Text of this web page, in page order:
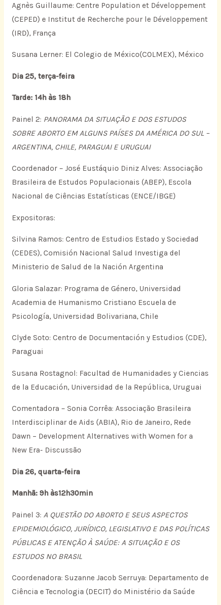
Agnès Guillaume: Centre Population et Développement
(CEPED) e Institut de Recherche pour le Développement
(IRD), França
Susana Lerner: El Colegio de México(COLMEX), México
Dia 25, terça-feira
Tarde: 14h às 18h
Painel 2: PANORAMA DA SITUAÇÃO E DOS ESTUDOS
SOBRE ABORTO EM ALGUNS PAÍSES DA AMÉRICA DO SUL –
ARGENTINA, CHILE, PARAGUAI E URUGUAI
Coordenador – José Eustáquio Diniz Alves: Associação
Brasileira de Estudos Populacionais (ABEP), Escola
Nacional de Ciências Estatísticas (ENCE/IBGE)
Expositoras:
Silvina Ramos: Centro de Estudios Estado y Sociedad
(CEDES), Comisión Nacional Salud Investiga del
Ministerio de Salud de la Nación Argentina
Gloria Salazar: Programa de Género, Universidad
Academia de Humanismo Cristiano Escuela de
Psicología, Universidad Bolivariana, Chile
Clyde Soto: Centro de Documentación y Estudios (CDE),
Paraguai
Susana Rostagnol: Facultad de Humanidades y Ciencias
de la Educación, Universidad de la República, Uruguai
Comentadora – Sonia Corrêa: Associação Brasileira
Interdisciplinar de Aids (ABIA), Rio de Janeiro, Rede
Dawn – Development Alternatives with Women for a
New Era- Discussão
Dia 26, quarta-feira
Manhã: 9h às12h30min
Painel 3: A QUESTÃO DO ABORTO E SEUS ASPECTOS
EPIDEMIOLÓGICO, JURÍDICO, LEGISLATIVO E DAS POLÍTICAS
PÚBLICAS E ATENÇÃO À SAÚDE: A SITUAÇÃO E OS
ESTUDOS NO BRASIL
Coordenadora: Suzanne Jacob Serruya: Departamento de
Ciência e Tecnologia (DECIT) do Ministério da Saúde